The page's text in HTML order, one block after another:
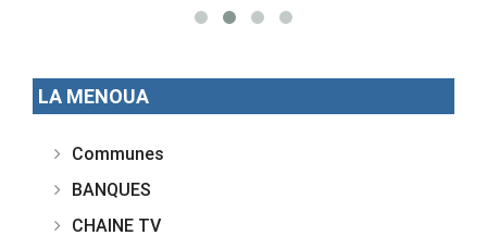
LA MENOUA
Communes
BANQUES
CHAINE TV